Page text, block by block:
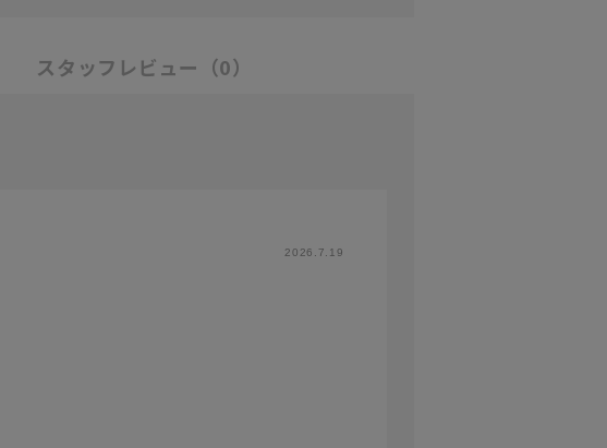
スタッフレビュー （0）
2026.7.19